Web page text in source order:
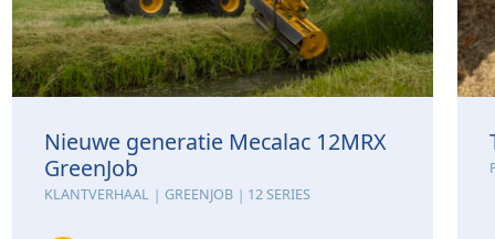
Nieuwe generatie Mecalac 12MRX
GreenJob
KLANTVERHAAL GREENJOB 12 SERIES